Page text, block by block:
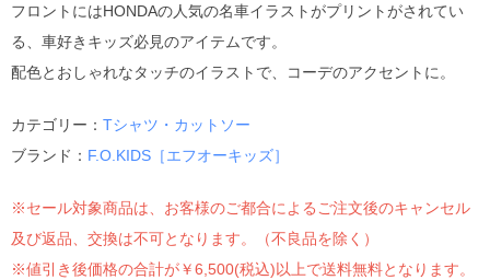
フロントにはHONDAの人気の名車イラストがプリントがされてい
る、車好きキッズ必見のアイテムです。
配色とおしゃれなタッチのイラストで、コーデのアクセントに。
カテゴリー： Tシャツ・カットソー
ブランド： F.O.KIDS［エフオーキッズ］
※セール対象商品は、お客様のご都合によるご注文後のキャンセル
及び返品、交換は不可となります。（不良品を除く）
※値引き後価格の合計が￥6,500(税込)以上で送料無料となります。